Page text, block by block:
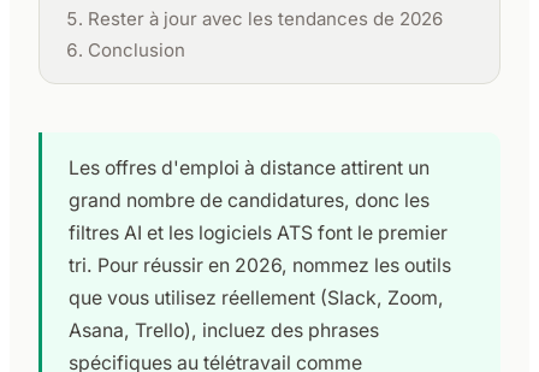
Rester à jour avec les tendances de 2026
Conclusion
Les offres d'emploi à distance attirent un
grand nombre de candidatures, donc les
filtres AI et les logiciels ATS font le premier
tri. Pour réussir en 2026, nommez les outils
que vous utilisez réellement (Slack, Zoom,
Asana, Trello), incluez des phrases
spécifiques au télétravail comme